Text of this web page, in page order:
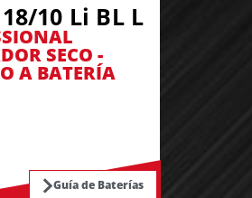
18/10 Li BL L
SECO -
A BATERÍA
Guía de Baterías